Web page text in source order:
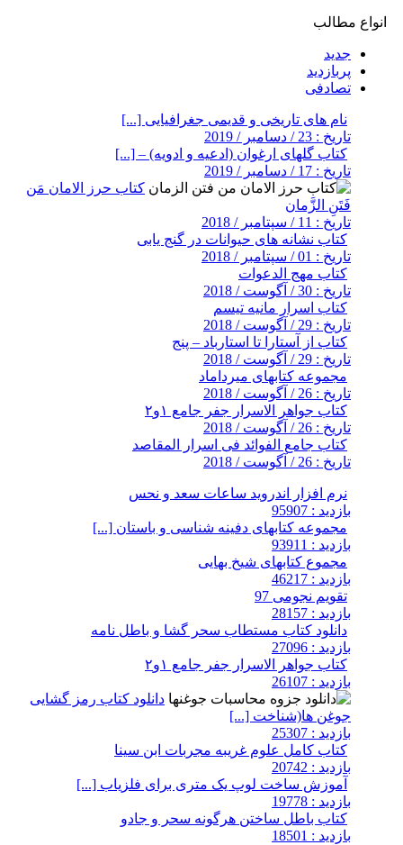
انواع مطالب
جدید
پربازدید
تصادفی
نام های تاریخی و قدیمی جغرافیایی [...]
تاریخ : 23 / دسامبر / 2019
کتاب گلهای ارغوان (ادعیه و ادویه) – [...]
تاریخ : 17 / دسامبر / 2019
کتاب حرز الامان مَن
فَتَنِ الزَّمان
تاریخ : 11 / سپتامبر / 2018
کتاب نشانه های حیوانات در گنج یابی
تاریخ : 01 / سپتامبر / 2018
کتاب مهج الدعوات
تاریخ : 30 / آگوست / 2018
کتاب اسرار مانیه تیسم
تاریخ : 29 / آگوست / 2018
کتاب از آستارا تا استارباد – پنج
تاریخ : 29 / آگوست / 2018
مجموعه کتابهای میرداماد
تاریخ : 26 / آگوست / 2018
کتاب جواهر الاسرار جفر جامع ۱و۲
تاریخ : 26 / آگوست / 2018
کتاب جامع الفوائد فی اسرار المقاصد
تاریخ : 26 / آگوست / 2018
نرم افزار اندروید ساعات سعد و نحس
بازدید : 95907
مجموعه کتابهای دفینه شناسی و باستان [...]
بازدید : 93911
مجموع کتابهای شیخ بهایی
بازدید : 46217
تقویم نجومی 97
بازدید : 28157
دانلود کتاب مستطاب سحر گشا و باطل نامه
بازدید : 27096
کتاب جواهر الاسرار جفر جامع ۱و۲
بازدید : 26107
دانلود کتاب رمز گشایی
جوغن ها(شناخت [...]
بازدید : 25307
کتاب کامل علوم غریبه مجربات ابن سینا
بازدید : 20742
آموزش ساخت لوپ یک متری برای فلزیاب [...]
بازدید : 19778
کتاب باطل ساختن هرگونه سحر و جادو
بازدید : 18501